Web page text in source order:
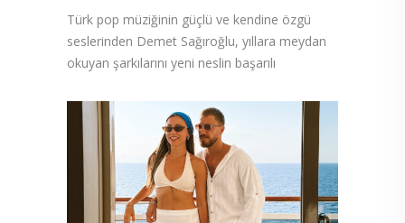
Türk pop müziğinin güçlü ve kendine özgü
seslerinden Demet Sağıroğlu, yıllara meydan
okuyan şarkılarını yeni neslin başarılı